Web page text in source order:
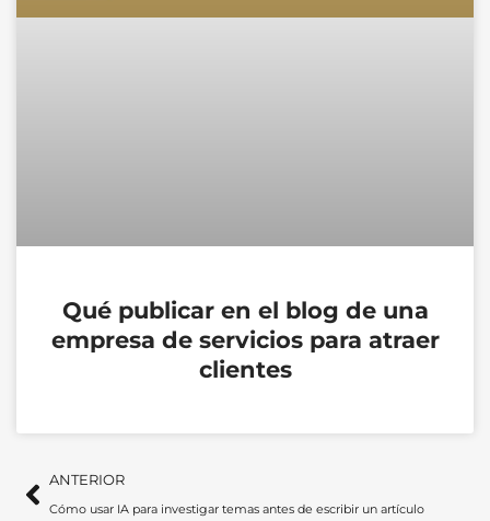
Qué publicar en el blog de una
empresa de servicios para atraer
clientes
Ant
ANTERIOR
Cómo usar IA para investigar temas antes de escribir un artículo